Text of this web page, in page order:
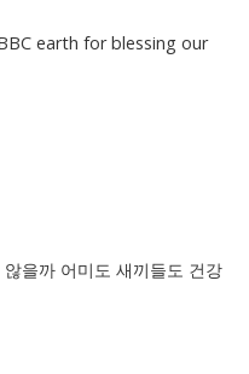
earth for blessing our
을까 어미도 새끼들도 건강